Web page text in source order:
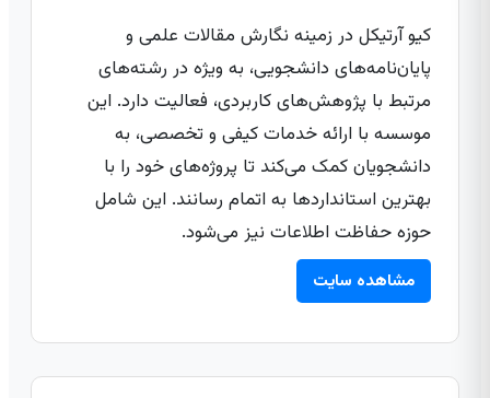
کیو آرتیکل در زمینه نگارش مقالات علمی و
پایان‌نامه‌های دانشجویی، به ویژه در رشته‌های
مرتبط با پژوهش‌های کاربردی، فعالیت دارد. این
موسسه با ارائه خدمات کیفی و تخصصی، به
دانشجویان کمک می‌کند تا پروژه‌های خود را با
بهترین استانداردها به اتمام رسانند. این شامل
حوزه حفاظت اطلاعات نیز می‌شود.
مشاهده سایت